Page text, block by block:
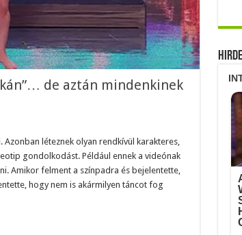
de aztán mindenkinek
léteznek olyan rendkívül karakteres,
gondolkodást. Például ennek a videónak
Amikor felment a színpadra és bejelentette,
hogy nem is akármilyen táncot fog